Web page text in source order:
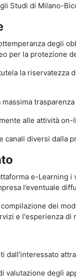
Studi di Milano-
degli
per la protezione
la
alle attività
diversi dalla
e-Learning
l’eventuale
dei
e l'esperienza
dall’interessato
valutazione degli